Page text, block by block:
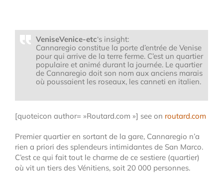
VeniseVenice-etc‘s insight:
Cannaregio constitue la porte d’entrée de Venise
pour qui arrive de la terre ferme. C’est un quartier
populaire et animé durant la journée. Le quartier
de Cannaregio doit son nom aux anciens marais
où poussaient les roseaux, les canneti en italien.
[quoteicon author= »Routard.com »] see on routard.com
Premier quartier en sortant de la gare, Cannaregio n’a
rien a priori des splendeurs intimidantes de San Marco.
C’est ce qui fait tout le charme de ce sestiere (quartier)
où vit un tiers des Vénitiens, soit 20 000 personnes.